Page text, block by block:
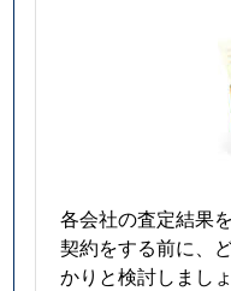
各会社の査定結果
契約をする前に、
かりと検討しましょ